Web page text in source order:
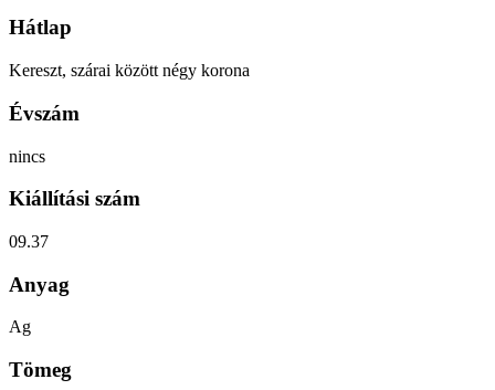
Hátlap
Kereszt, szárai között négy korona
Évszám
nincs
Kiállítási szám
09.37
Anyag
Ag
Tömeg